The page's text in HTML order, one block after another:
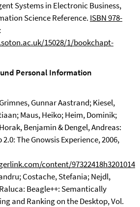
Systems in Electronic Business,
Science Reference. ISBN 978-
15028/1/bookchapt-
Personal Information
Gunnar Aastrand; Kiesel,
Maus, Heiko; Heim, Dominik;
Benjamin & Dengel, Andreas:
The Gnowsis Experience, 2006,
content/
Costache, Stefania; Nejdl,
Beagle++: Semantically
and Ranking on the Desktop, Vol.